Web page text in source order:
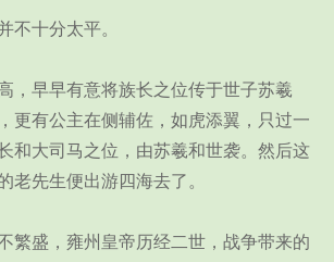
十分太平。
早早有意将族长之位传于世子苏羲
更有公主在侧辅佐，如虎添翼，只过一
和大司马之位，由苏羲和世袭。然后这
老先生便出游四海去了。
盛，雍州皇帝历经二世，战争带来的